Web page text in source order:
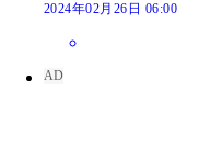
2024年02月26日 06:00